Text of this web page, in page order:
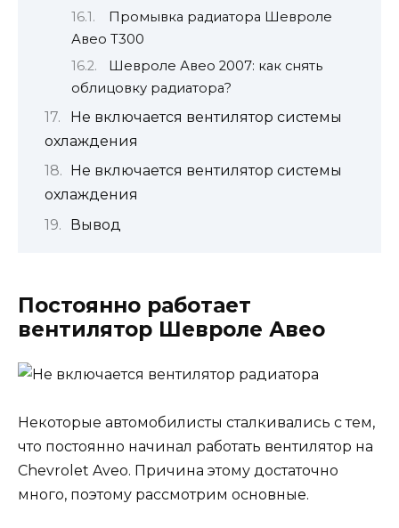
Промывка радиатора Шевроле
Авео Т300
Шевроле Авео 2007: как снять
облицовку радиатора?
Не включается вентилятор системы
охлаждения
Не включается вентилятор системы
охлаждения
Вывод
Постоянно работает
вентилятор Шевроле Авео
Некоторые автомобилисты сталкивались с тем,
что постоянно начинал работать вентилятор на
Chevrolet Aveo. Причина этому достаточно
много, поэтому рассмотрим основные.